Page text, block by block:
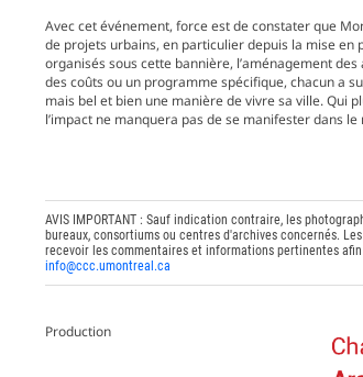
Avec cet événement, force est de constater que
de projets urbains, en particulier depuis la mise en
organisés sous cette bannière, l’aménagement
des coûts ou un programme spécifique, chacun a
mais bel et bien une manière de vivre sa ville. Qui
l’impact ne manquera pas de se manifester dans
AVIS IMPORTANT : Sauf indication contraire, les
bureaux, consortiums ou centres d'archives concernés.
recevoir les commentaires et informations pertinentes
info@ccc.umontreal.ca
Production